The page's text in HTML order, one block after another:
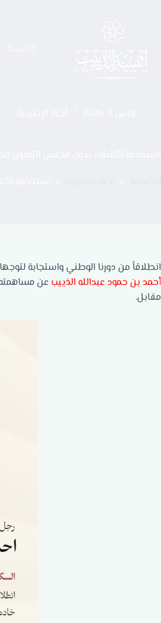
انطلاقاً من دورنا الوطني واستجابة
أحمد بن حمود عبدالله الذييب عن
مقابل.